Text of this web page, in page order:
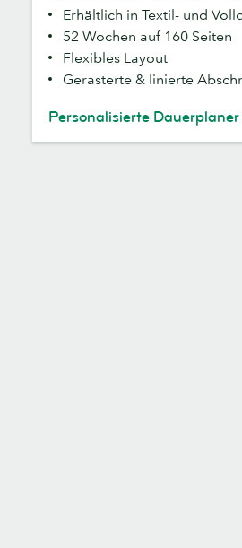
Erhältlich in Textil- und
52 Wochen auf 160 Seiten
Flexibles Layout
Gerasterte & linierte
Personalisierte